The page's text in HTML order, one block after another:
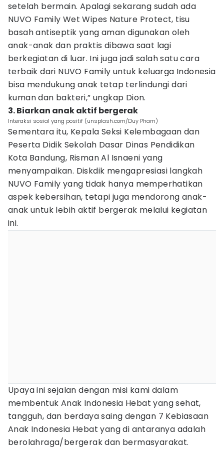
setelah bermain. Apalagi sekarang sudah ada
NUVO Family Wet Wipes Nature Protect, tisu
basah antiseptik yang aman digunakan oleh
anak-anak dan praktis dibawa saat lagi
berkegiatan di luar. Ini juga jadi salah satu cara
terbaik dari NUVO Family untuk keluarga Indonesia
bisa mendukung anak tetap terlindungi dari
kuman dan bakteri,” ungkap Dion.
3. Biarkan anak aktif bergerak
Interaksi sosial yang positif (unsplash.com/Duy Pham)
Sementara itu, Kepala Seksi Kelembagaan dan
Peserta Didik Sekolah Dasar Dinas Pendidikan
Kota Bandung, Risman Al Isnaeni yang
menyampaikan. Diskdik mengapresiasi langkah
NUVO Family yang tidak hanya memperhatikan
aspek kebersihan, tetapi juga mendorong anak-
anak untuk lebih aktif bergerak melalui kegiatan
ini.
Upaya ini sejalan dengan misi kami dalam
membentuk Anak Indonesia Hebat yang sehat,
tangguh, dan berdaya saing dengan 7 Kebiasaan
Anak Indonesia Hebat yang di antaranya adalah
berolahraga/bergerak dan bermasyarakat.